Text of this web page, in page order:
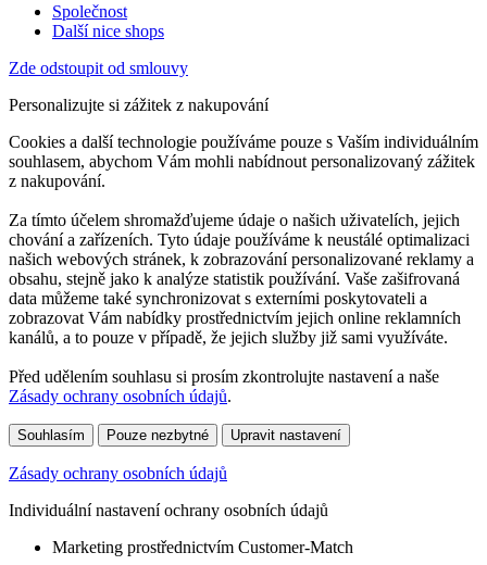
Společnost
Další nice shops
Zde odstoupit od smlouvy
Personalizujte si zážitek z nakupování
Cookies a další technologie používáme pouze s Vaším individuálním
souhlasem, abychom Vám mohli nabídnout personalizovaný zážitek
z nakupování.
Za tímto účelem shromažďujeme údaje o našich uživatelích, jejich
chování a zařízeních. Tyto údaje používáme k neustálé optimalizaci
našich webových stránek, k zobrazování personalizované reklamy a
obsahu, stejně jako k analýze statistik používání. Vaše zašifrovaná
data můžeme také synchronizovat s externími poskytovateli a
zobrazovat Vám nabídky prostřednictvím jejich online reklamních
kanálů, a to pouze v případě, že jejich služby již sami využíváte.
Před udělením souhlasu si prosím zkontrolujte nastavení a naše
Zásady ochrany osobních údajů.
Souhlasím Pouze nezbytné Upravit nastavení
Zásady ochrany osobních údajů
Individuální nastavení ochrany osobních údajů
Marketing prostřednictvím Customer-Match